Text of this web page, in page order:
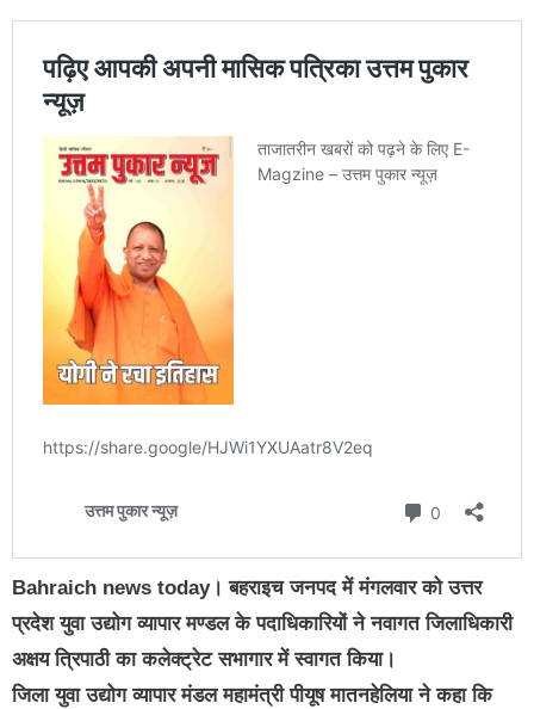
Bahraich news today। बहराइच जनपद में मंगलवार को उत्तर
प्रदेश युवा उद्योग व्यापार मण्डल के पदाधिकारियों ने नवागत जिलाधिकारी
अक्षय त्रिपाठी का कलेक्ट्रेट सभागार में स्वागत किया।
जिला युवा उद्योग व्यापार मंडल महामंत्री पीयूष मातनहेलिया ने कहा कि